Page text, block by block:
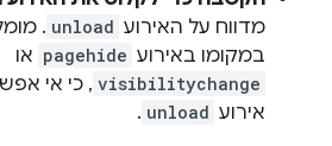
מדווח על האירוע unload
.
במקומו באירוע pagehide או
visibilitychange , כי אי
אירוע unload
.